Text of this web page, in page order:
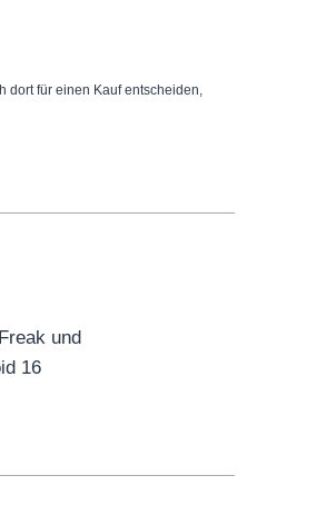
dort für einen Kauf entscheiden,
und
16